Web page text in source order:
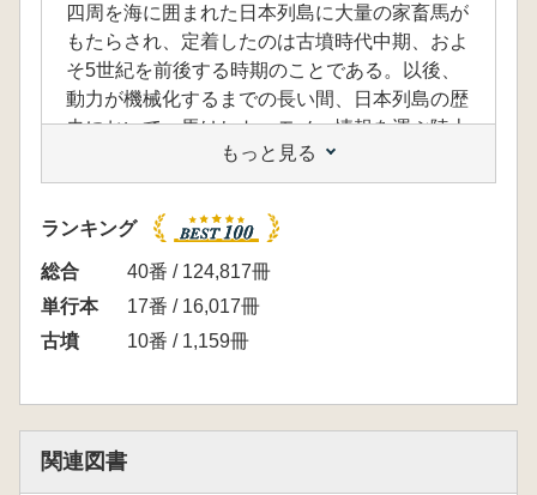
四周を海に囲まれた日本列島に大量の家畜馬が
もたらされ、定着したのは古墳時代中期、およ
そ5世紀を前後する時期のことである。以後、
動力が機械化するまでの長い間、日本列島の歴
史において、馬はヒト・モノ・情報を運ぶ陸上
最速の交通手段であり続けた。その存在は、し
ばしば戦争の行方を左右し、農耕馬や駄馬とし
て人々の日常生活を助けることとなる。古墳時
代は、その起点となった日本列島における畜力
利用の開始期、導入期にあたる。
近年、発掘調査の蓄積とそれをふまえた馬そ
のもの(ウマ遺存体)や馬具といった「モノ」の
研究の急速な進展によって、文献史料には記さ
域で、どのような馬がどのように飼われ、どの
もっと見る
ランキング
総合
40番 / 124,817冊
単行本
17番 / 16,017冊
古墳
10番 / 1,159冊
関連図書